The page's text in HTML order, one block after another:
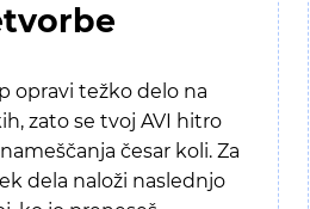
opravi težko delo na
zato se tvoj AVI hitro
česar koli. Za
dela naloži naslednjo